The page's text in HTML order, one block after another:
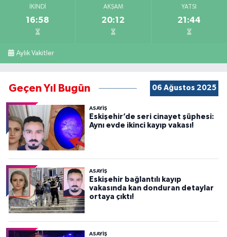
İKINDI
16:58
AKŞAM
20:12
YATSI
21:44
Aylık Vakitler
Geçen Yıl Bugün 06 Ağustos 2025
ASAYİŞ
Eskişehir’de seri cinayet şüphesi:
Aynı evde ikinci kayıp vakası!
ASAYİŞ
Eskişehir bağlantılı kayıp
vakasında kan donduran detaylar
ortaya çıktı!
ASAYİŞ